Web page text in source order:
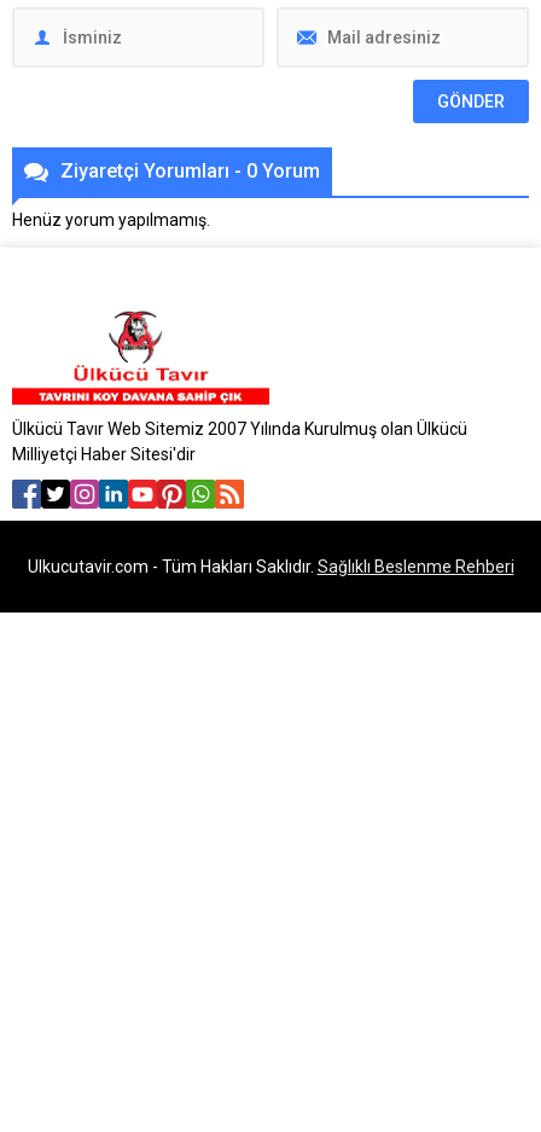
Ziyaretçi Yorumları - 0 Yorum
Henüz yorum yapılmamış.
Ülkücü Tavır Web Sitemiz 2007 Yılında Kurulmuş olan Ülkücü
Milliyetçi Haber Sitesi'dir
Ulkucutavir.com - Tüm Hakları Saklıdır. Sağlıklı Beslenme Rehberi